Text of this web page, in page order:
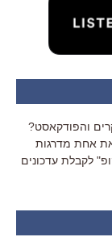
והפודקאסט?
אחת מדרגות
לקבלת עדכונים